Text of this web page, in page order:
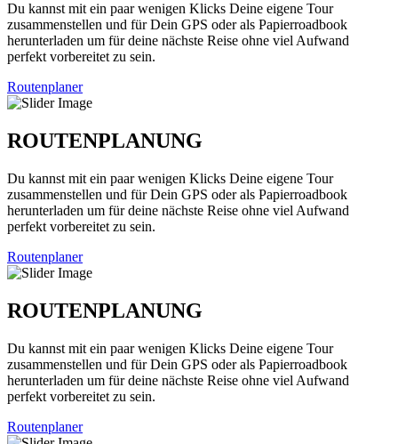
Du kannst mit ein paar wenigen Klicks Deine eigene Tour
zusammenstellen und für Dein GPS oder als Papierroadbook
herunterladen um für deine nächste Reise ohne viel Aufwand
perfekt vorbereitet zu sein.
Routenplaner
ROUTENPLANUNG
Du kannst mit ein paar wenigen Klicks Deine eigene Tour
zusammenstellen und für Dein GPS oder als Papierroadbook
herunterladen um für deine nächste Reise ohne viel Aufwand
perfekt vorbereitet zu sein.
Routenplaner
ROUTENPLANUNG
Du kannst mit ein paar wenigen Klicks Deine eigene Tour
zusammenstellen und für Dein GPS oder als Papierroadbook
herunterladen um für deine nächste Reise ohne viel Aufwand
perfekt vorbereitet zu sein.
Routenplaner